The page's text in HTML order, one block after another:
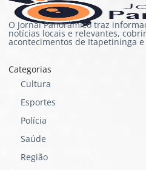
O Jornal Panorâmico traz
notícias locais e relevantes,
acontecimentos de Itapetininga
Categorias
Cultura
Esportes
Polícia
Saúde
Região